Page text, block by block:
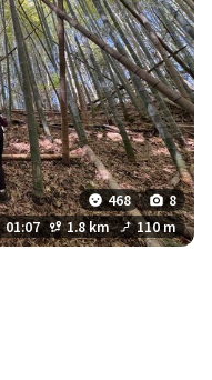
468
8
01:07
1.8 km 110 m